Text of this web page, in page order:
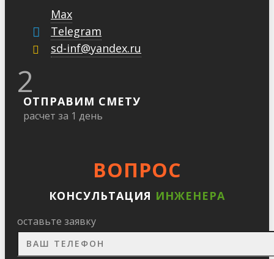
Max
Telegram
sd-inf@yandex.ru
2
ОТПРАВИМ СМЕТУ
расчет за 1 день
ВОПРОС
КОНСУЛЬТАЦИЯ ИНЖЕНЕРА
оставьте заявку